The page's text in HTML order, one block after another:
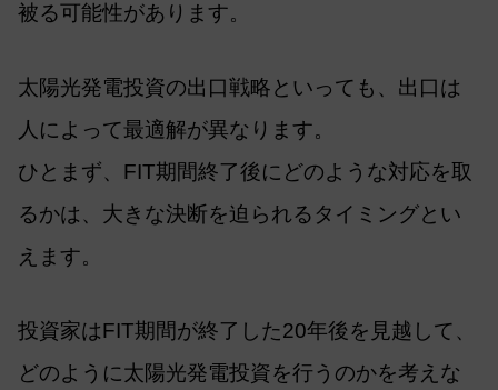
被る可能性があります。
太陽光発電投資の出口戦略といっても、出口は
人によって最適解が異なります。
ひとまず、FIT期間終了後にどのような対応を取
るかは、大きな決断を迫られるタイミングとい
えます。
投資家はFIT期間が終了した20年後を見越して、
どのように太陽光発電投資を行うのかを考えな